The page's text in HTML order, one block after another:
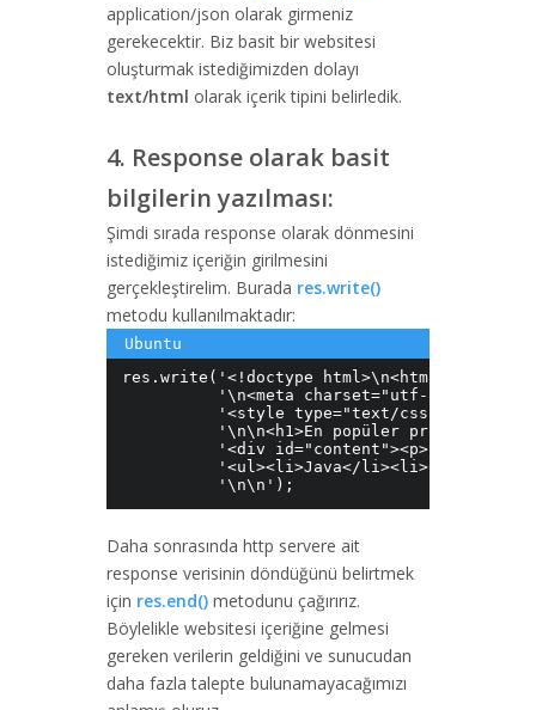
application/json olarak girmeniz
gerekecektir. Biz basit bir websitesi
oluşturmak istediğimizden dolayı
text/html olarak içerik tipini belirledik.
4. Response olarak basit
bilgilerin yazılması:
Şimdi sırada response olarak dönmesini
istediğimiz içeriğin girilmesini
gerçekleştirelim. Burada res.write()
metodu kullanılmaktadır:
res.write('<!doctype html>\n<html
'\n<meta charset="utf-
'<style type="text/css">*
'\n\n<h1>En popüler programlama
'<div id="content"><p>Son 3
'<ul><li>Java</li><li>C#</
          '\n\n');
Daha sonrasında http servere ait
response verisinin döndüğünü belirtmek
için res.end() metodunu çağırırız.
Böylelikle websitesi içeriğine gelmesi
gereken verilerin geldiğini ve sunucudan
daha fazla talepte bulunamayacağımızı